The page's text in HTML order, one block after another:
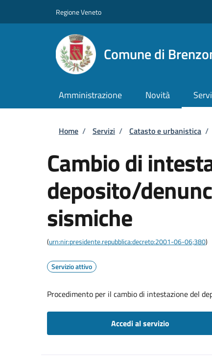
Regione Veneto
Comune di
Amministrazione Novità
Briciole di pane
Home / Servizi / Catasto e urbanistica /
Cambio di
deposito/
sismiche
(urn:nir:presidente.repubblica:decreto:2001-06-06;380)
Servizio attivo
Procedimento per il cambio di intestazione del
Accedi al servizio